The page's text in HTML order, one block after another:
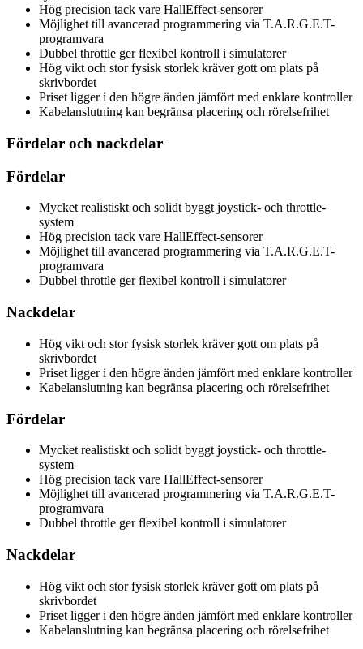
Hög precision tack vare HallEffect-sensorer
Möjlighet till avancerad programmering via T.A.R.G.E.T-
programvara
Dubbel throttle ger flexibel kontroll i simulatorer
Hög vikt och stor fysisk storlek kräver gott om plats på
skrivbordet
Priset ligger i den högre änden jämfört med enklare kontroller
Kabelanslutning kan begränsa placering och rörelsefrihet
Fördelar och nackdelar
Fördelar
Mycket realistiskt och solidt byggt joystick- och throttle-
system
Hög precision tack vare HallEffect-sensorer
Möjlighet till avancerad programmering via T.A.R.G.E.T-
programvara
Dubbel throttle ger flexibel kontroll i simulatorer
Nackdelar
Hög vikt och stor fysisk storlek kräver gott om plats på
skrivbordet
Priset ligger i den högre änden jämfört med enklare kontroller
Kabelanslutning kan begränsa placering och rörelsefrihet
Fördelar
Mycket realistiskt och solidt byggt joystick- och throttle-
system
Hög precision tack vare HallEffect-sensorer
Möjlighet till avancerad programmering via T.A.R.G.E.T-
programvara
Dubbel throttle ger flexibel kontroll i simulatorer
Nackdelar
Hög vikt och stor fysisk storlek kräver gott om plats på
skrivbordet
Priset ligger i den högre änden jämfört med enklare kontroller
Kabelanslutning kan begränsa placering och rörelsefrihet